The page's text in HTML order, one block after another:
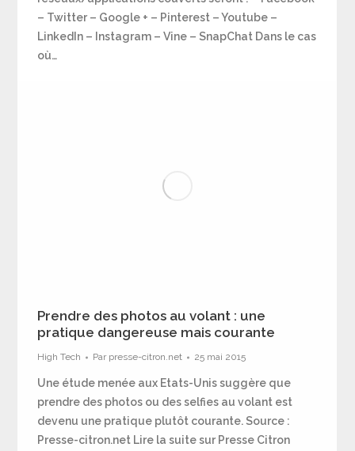
– Twitter – Google + – Pinterest – Youtube –
LinkedIn – Instagram – Vine – SnapChat Dans le cas
où…
Prendre des photos au volant : une
pratique dangereuse mais courante
High Tech Par presse-citron.net 25 mai 2015
Une étude menée aux Etats-Unis suggère que
prendre des photos ou des selfies au volant est
devenu une pratique plutôt courante. Source :
Presse-citron.net Lire la suite sur Presse Citron